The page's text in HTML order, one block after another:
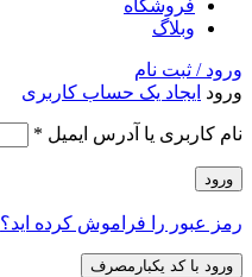
فروشگاه
وبلاگ
ورود / ثبت نام
ورود ایجاد یک حساب کاربری
نام کاربری یا آدرس ایمیل *
ورود
رمز عبور را فراموش کرده اید؟
ورود با کد یکبارمصرف